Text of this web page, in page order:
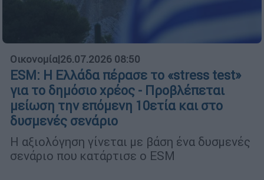
Οικονομία|26.07.2026 08:50
ESM: Η Ελλάδα πέρασε το «stress test»
για το δημόσιο χρέος - Προβλέπεται
μείωση την επόμενη 10ετία και στο
δυσμενές σενάριο
Η αξιολόγηση γίνεται με βάση ένα δυσμενές
σενάριο που κατάρτισε ο ESM